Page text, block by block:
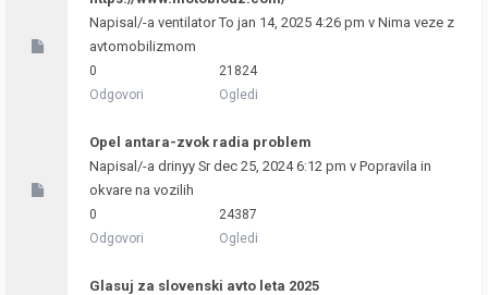
Napisal/-a ventilatorTo jan 14, 2025 4:26 pm v Nima veze z
avtomobilizmom
0
Odgovori
21824
Ogledi
Opel antara-zvok radia problem
Napisal/-a drinyy Sr dec 25, 2024 6:12 pm v Popravila in
okvare na vozilih
0
Odgovori
24387
Ogledi
Glasuj za slovenski avto leta 2025